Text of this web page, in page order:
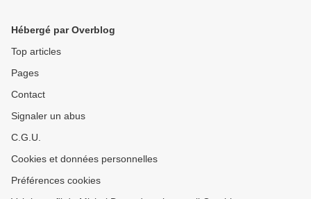
Hébergé par Overblog
Top articles
Pages
Contact
Signaler un abus
C.G.U.
Cookies et données personnelles
Préférences cookies